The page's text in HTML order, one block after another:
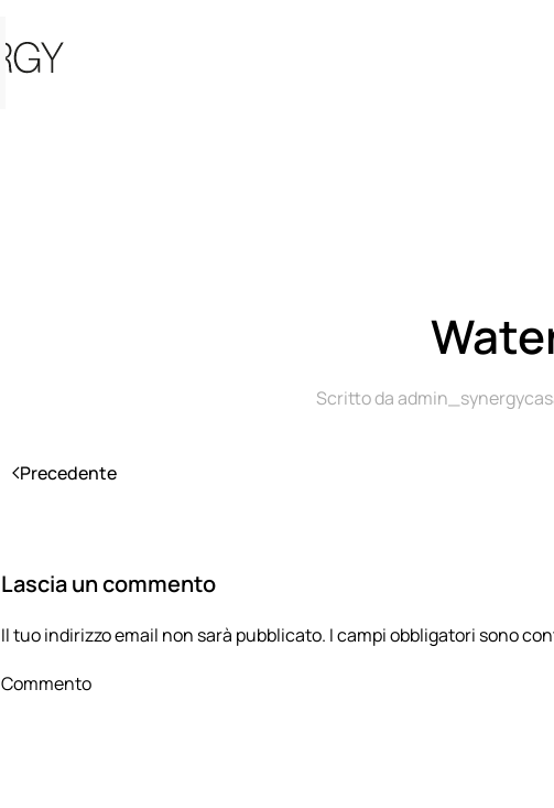
Scritto da
Precedente
Lascia un commento
Il tuo indirizzo email non sarà pubblicato. I campi obbligatori sono
Commento